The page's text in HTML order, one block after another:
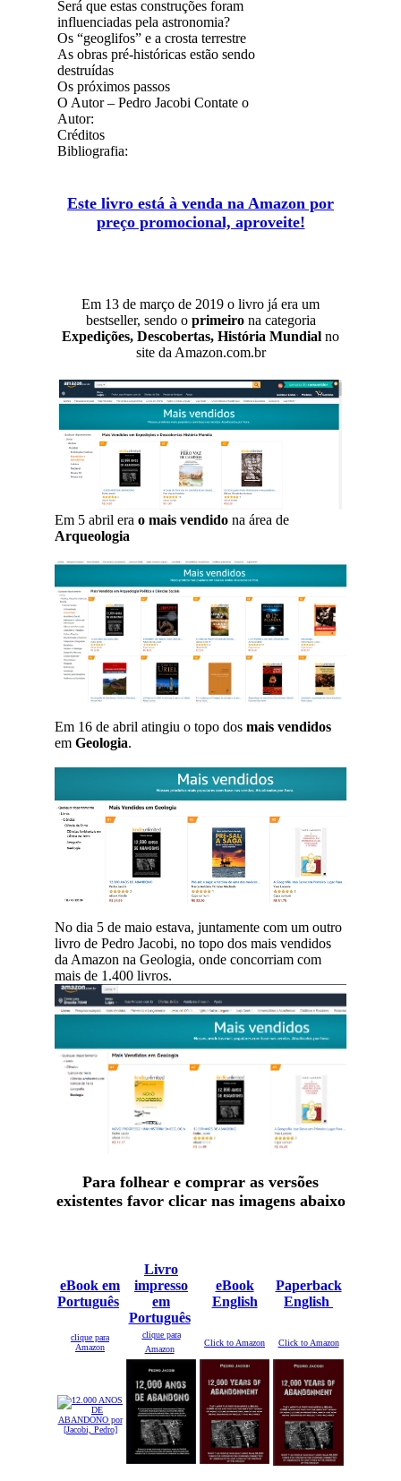
Será que estas construções foram
influenciadas pela astronomia?
Os “geoglifos” e a crosta terrestre
As obras pré-históricas estão sendo
destruídas
Os próximos passos
O Autor – Pedro Jacobi Contate o
Autor:
Créditos
Bibliografia:
Este livro está à venda na Amazon por
preço promocional, aproveite!
Em 13 de março de 2019 o livro já era um
bestseller, sendo o primeirona categoria
Expedições, Descobertas, História Mundial no
site da Amazon.com.br
Em 5 abril era o mais vendido na área de
Arqueologia
Em 16 de abril atingiu o topo dos mais vendidos
em Geologia.
No dia 5 de maio estava, juntamente com um outro
livro de Pedro Jacobi, no topo dos mais vendidos
da Amazon na Geologia, onde concorriam com
mais de 1.400 livros.
Para folhear e comprar as versões
existentes favor clicar nas imagens abaixo
eBook em
Português
Livro
impresso
em
Português
eBook
English
Paperback
English
clique para
Amazon
clique para
Amazon
Click to Amazon Click to Amazon